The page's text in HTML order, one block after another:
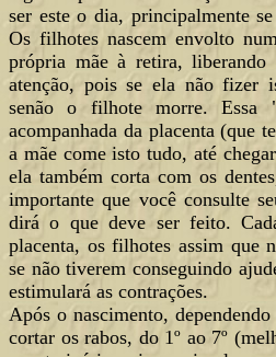
ser este o dia, principalmente
Os filhotes nascem envolto
própria mãe à retira, liberando
atenção, pois se ela não fizer
senão o filhote morre.
acompanhada da placenta (que
a mãe come isto tudo, até
ela também corta com os
importante que você consulte
dirá o que deve ser feito.
placenta, os filhotes assim que
se não tiverem conseguindo
estimulará as contrações.
Após o nascimento,
cortar os rabos, do 1º ao 7º